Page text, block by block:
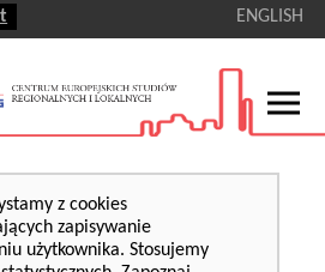
ENGLISH
z cookies
zapisywanie
użytkownika. Stosujemy